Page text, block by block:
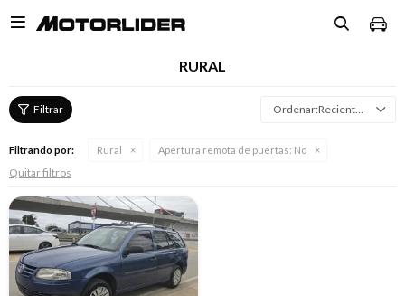

RURAL
Recientes
Filtrando por: Rural Apertura remota de puertas: No
Quitar filtros